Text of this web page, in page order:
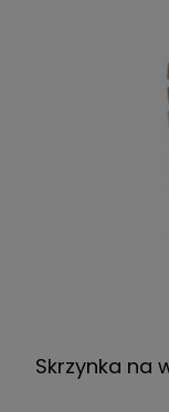
Skrzynka na